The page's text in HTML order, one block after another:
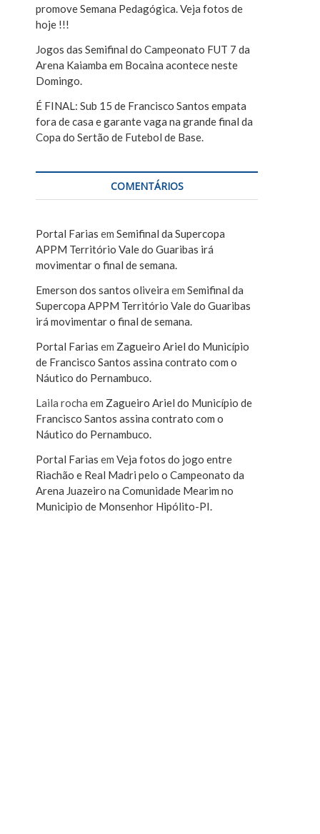
promove Semana Pedagógica. Veja fotos de
hoje !!!
Jogos das Semifinal do Campeonato FUT 7 da
Arena Kaiamba em Bocaina acontece neste
Domingo.
É FINAL: Sub 15 de Francisco Santos empata
fora de casa e garante vaga na grande final da
Copa do Sertão de Futebol de Base.
COMENTÁRIOS
Portal Farias em Semifinal da Supercopa
APPM Território Vale do Guaribas irá
movimentar o final de semana.
Emerson dos santos oliveira em Semifinal da
Supercopa APPM Território Vale do Guaribas
irá movimentar o final de semana.
Portal Farias em Zagueiro Ariel do Município
de Francisco Santos assina contrato com o
Náutico do Pernambuco.
Laila rocha em Zagueiro Ariel do Município de
Francisco Santos assina contrato com o
Náutico do Pernambuco.
Portal Farias em Veja fotos do jogo entre
Riachão e Real Madri pelo o Campeonato da
Arena Juazeiro na Comunidade Mearim no
Municipio de Monsenhor Hipólito-PI.